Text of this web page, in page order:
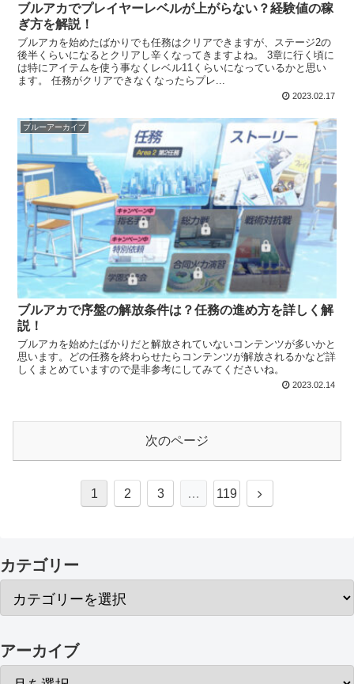
ブルアカでプレイヤーレベルが上がらない？経験値の稼
ぎ方を解説！
ブルアカを始めたばかりでも任務はクリアできますが、ステージ2の
後半くらいになるとクリアし辛くなってきますよね。 3章に行く頃に
は特にアイテムを使う事なくレベル11くらいになっているかと思い
ます。 任務がクリアできなくなったらプレ...
2023.02.17
ブルーアーカイブ
ブルアカで序盤の解放条件は？任務の進め方を詳しく解
説！
ブルアカを始めたばかりだと解放されていないコンテンツが多いかと
思います。どの任務を終わらせたらコンテンツが解放されるかなど詳
しくまとめていますので是非参考にしてみてくださいね。
2023.02.14
次のページ
1 2 3 … 119
カテゴリー
アーカイブ